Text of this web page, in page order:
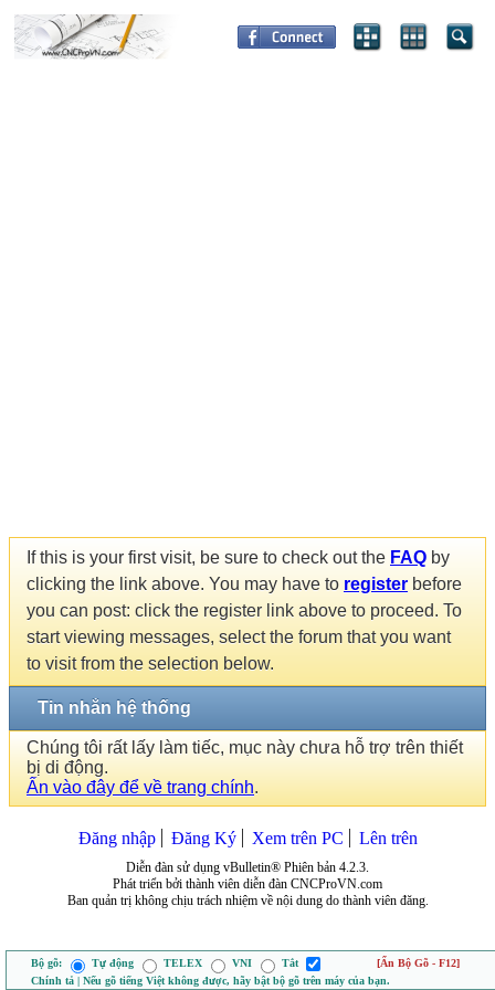
If this is your first visit, be sure to check out the FAQ by
clicking the link above. You may have to register before
you can post: click the register link above to proceed. To
start viewing messages, select the forum that you want
to visit from the selection below.
Tin nhắn hệ thống
Chúng tôi rất lấy làm tiếc, mục này chưa hỗ trợ trên thiết
bị di động.
Ấn vào đây để về trang chính.
Đăng nhập Đăng Ký Xem trên PC Lên trên
Diễn đàn sử dụng vBulletin® Phiên bản 4.2.3.
Phát triển bởi thành viên diễn đàn CNCProVN.com
Ban quản trị không chịu trách nhiệm về nội dung do thành viên đăng.
Bộ gõ: Tự động TELEX VNI Tắt
[Ẩn Bộ Gõ - F12]
Chính tả | Nếu gõ tiếng Việt không được, hãy bật bộ gõ trên máy của bạn.